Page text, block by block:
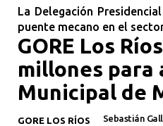
La Delegación
puente mecano en el
GORE Los
millones para
Municipal de
GORE LOS RÍOS Sebastián